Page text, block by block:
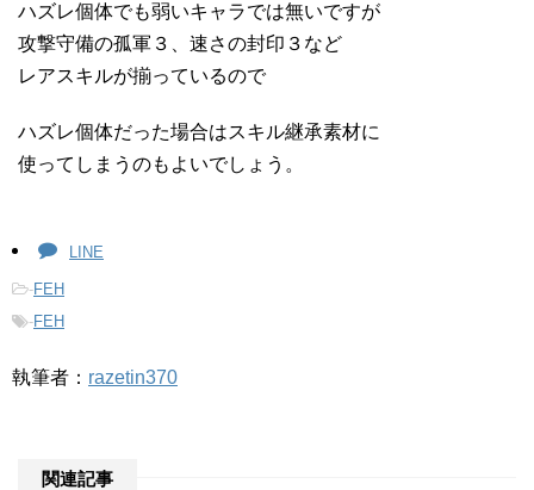
ハズレ個体でも弱いキャラでは無いですが
攻撃守備の孤軍３、速さの封印３など
レアスキルが揃っているので
ハズレ個体だった場合はスキル継承素材に
使ってしまうのもよいでしょう。
LINE
-FEH
-FEH
執筆者： razetin370
関連記事